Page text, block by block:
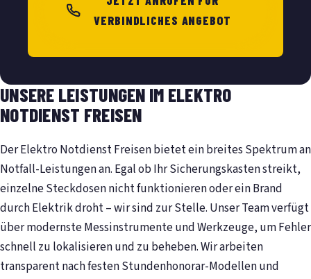
VERBINDLICHES ANGEBOT
UNSERE LEISTUNGEN IM ELEKTRO
NOTDIENST FREISEN
Der Elektro Notdienst Freisen bietet ein breites Spektrum an
Notfall-Leistungen an. Egal ob Ihr Sicherungskasten streikt,
einzelne Steckdosen nicht funktionieren oder ein Brand
durch Elektrik droht – wir sind zur Stelle. Unser Team verfügt
über modernste Messinstrumente und Werkzeuge, um Fehler
schnell zu lokalisieren und zu beheben. Wir arbeiten
transparent nach festen Stundenhonorar-Modellen und